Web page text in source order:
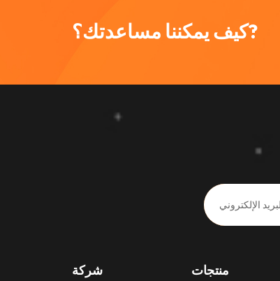
كيف يمكننا مساعدتك؟?
شركة منتجات